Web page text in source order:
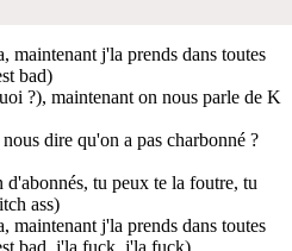
maintenant j'la prends dans toutes
bad)
?), maintenant on nous parle de K
dire qu'on a pas charbonné ?
tu peux te la foutre, tu
ass)
maintenant j'la prends dans toutes
bad, j'la fuck, j'la fuck)